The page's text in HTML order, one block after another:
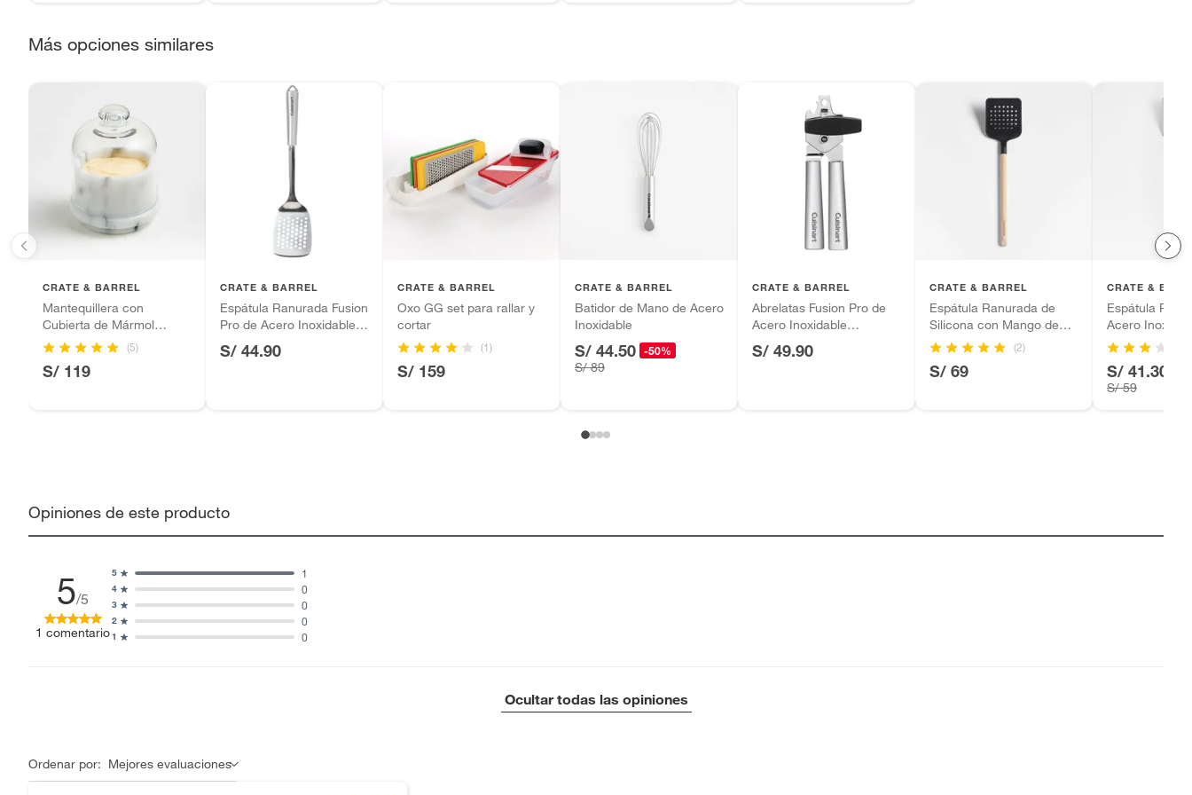
Alimentos, bebidas, fórmulas y leches para bebés.
Productos que hayan sido previamente instalados.
Baterías de auto.
Motocicletas y bicicletas motorizadas.
Licores y cigarros electrónicos.
Más opciones similares
CRATE & BARREL
Mantequillera con
Cubierta de Mármol
French Kitchen (5)
S/ 119
CRATE & BARREL
Espátula Ranurada Fusion
Pro de Acero Inoxidable
S/ 44.90
CRATE & BARREL
Oxo GG set para rallar y
cortar
(1)
S/ 159
CRATE & BARREL
Batidor de Mano de Acero
Inoxidable
S/ 44.50 -50%
S/ 89
CRATE & BARREL
Abrelatas Fusion Pro de
Acero Inoxidable
S/ 49.90
CRATE & BARREL
Espátula Ranurada de
Silicona con Mango de
Madera
(2)
S/ 69
CRATE &
Espátula
Acero
S/ 41.30
S/ 59
Opiniones de este producto
5/5
1 comentario1 0
2 0
3 0
4 0
5 1
Ocultar todas las opiniones
Ordenar por: Mejores evaluaciones